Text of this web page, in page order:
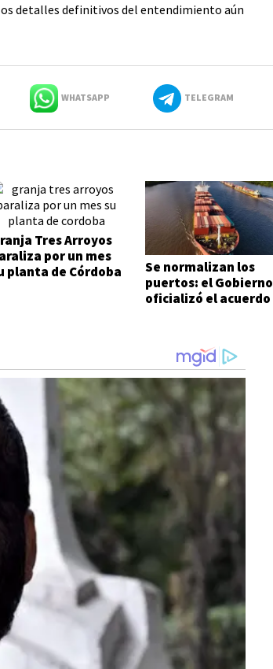
detalles definitivos del entendimiento aún
WHATSAPP TELEGRAM
Tres Arroyos
por un mes
planta de Córdoba
Se normalizan los
puertos: el Gobierno
oficializó el acuerdo